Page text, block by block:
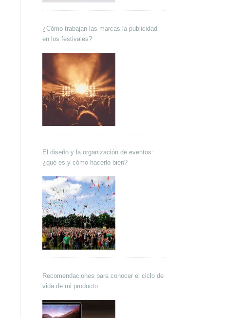
¿Cómo trabajan las marcas la publicidad
en los festivales?
El diseño y la organización de eventos:
¿qué es y cómo hacerlo bien?
Recomendaciones para conocer el ciclo de
vida de mi producto